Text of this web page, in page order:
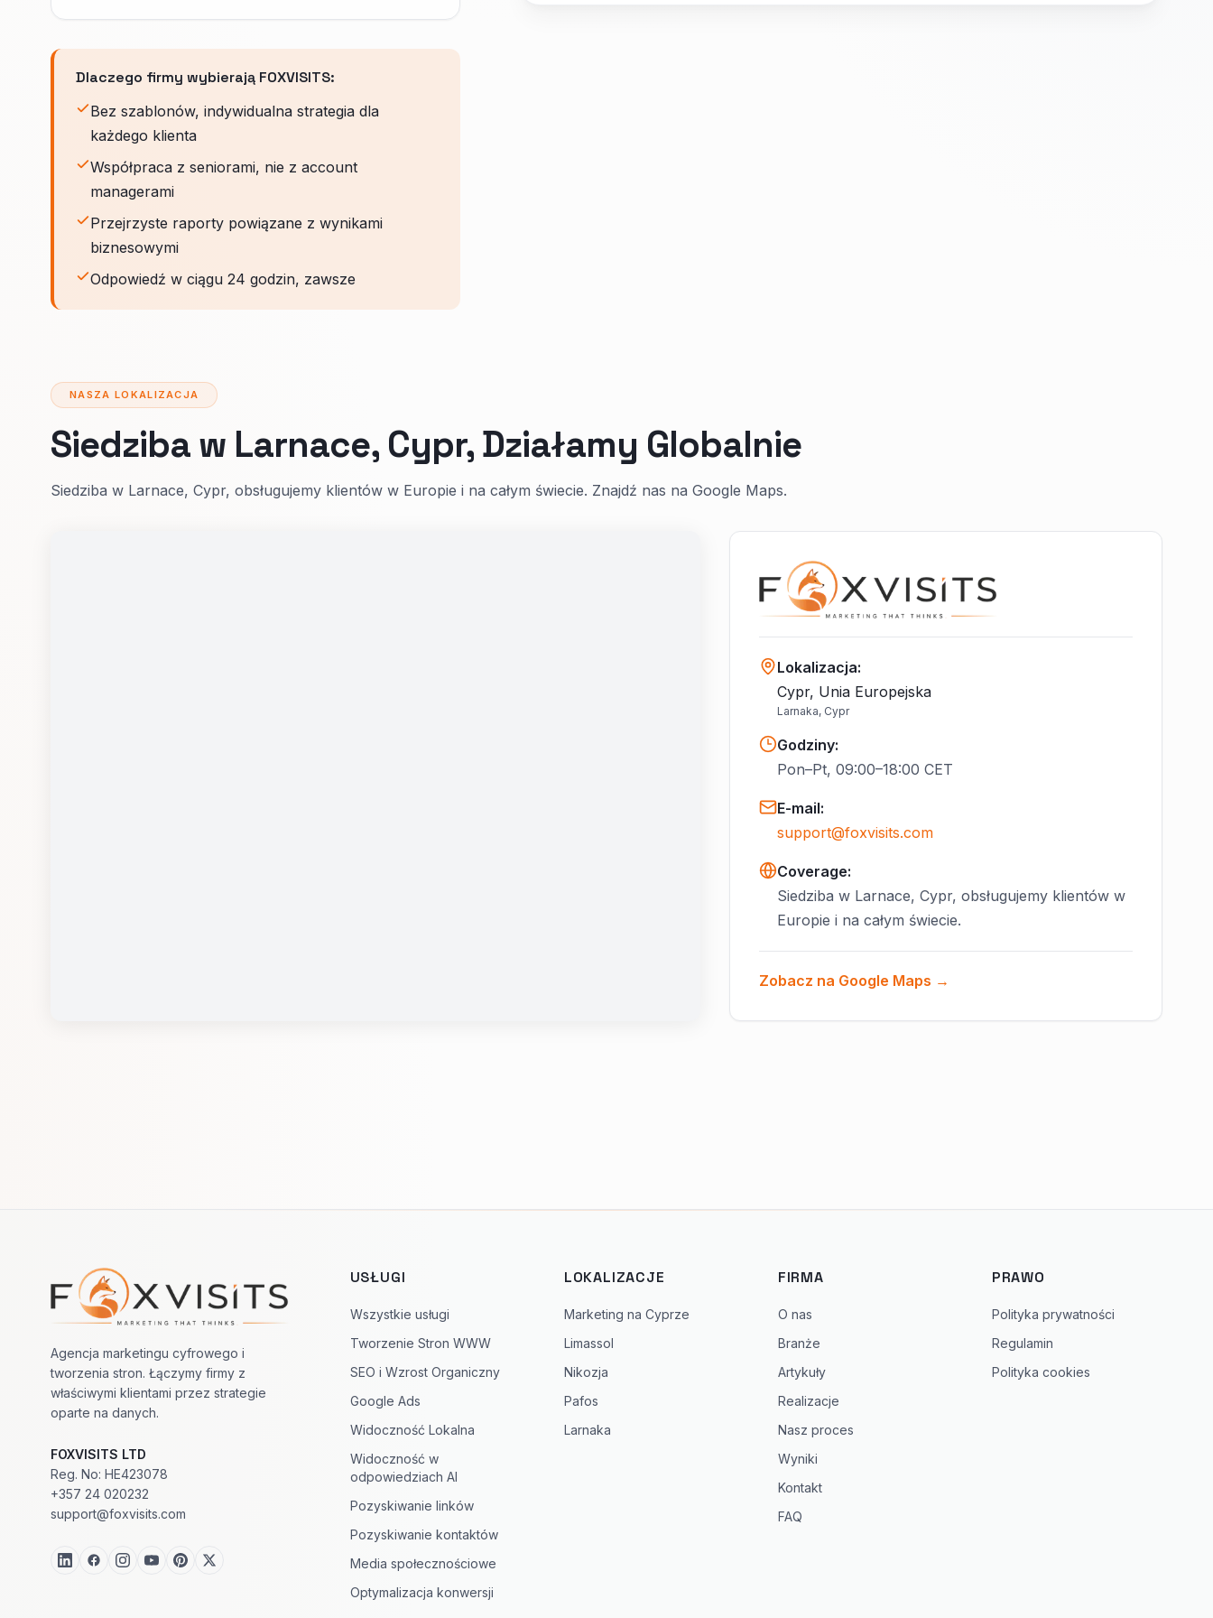
Dlaczego firmy wybierają FOXVISITS:
Bez szablonów, indywidualna strategia dla
każdego klienta
Współpraca z seniorami, nie z account
managerami
Przejrzyste raporty powiązane z wynikami
biznesowymi
Odpowiedź w ciągu 24 godzin, zawsze
NASZA LOKALIZACJA
Siedziba w Larnace, Cypr, Działamy Globalnie
Siedziba w Larnace, Cypr, obsługujemy klientów w Europie i na całym świecie. Znajdź nas na Google Maps.
Lokalizacja:
Cypr, Unia Europejska
Larnaka, Cypr
Godziny:
Pon–Pt, 09:00–18:00 CET
E-mail:
support@foxvisits.com
Coverage:
Siedziba w Larnace, Cypr, obsługujemy klientów w
Europie i na całym świecie.
Zobacz na Google Maps →
Nawigacja w stopce
Agencja marketingu cyfrowego i
tworzenia stron. Łączymy firmy z
właściwymi klientami przez strategie
oparte na danych.
FOXVISITS LTD
Reg. No: HE423078
+357 24 020232
support@foxvisits.com
USŁUGI
Wszystkie usługi
Tworzenie Stron WWW
SEO i Wzrost Organiczny
Google Ads
Widoczność Lokalna
Widoczność w
odpowiedziach AI
Pozyskiwanie linków
Pozyskiwanie kontaktów
Media społecznościowe
Optymalizacja konwersji
LOKALIZACJE
Marketing na Cyprze
Limassol
Nikozja
Pafos
Larnaka
FIRMA
O nas
Branże
Artykuły
Realizacje
Nasz proces
Wyniki
Kontakt
FAQ
PRAWO
Polityka prywatności
Regulamin
Polityka cookies